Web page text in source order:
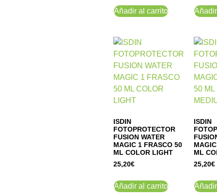
Añadir al carrito
ISDIN
FOTOPROTECTOR
FUSION WATER
MAGIC 1 FRASCO 50
ML COLOR LIGHT
25,20€
Añadir al carrito
ISDIN
ML
25,20€